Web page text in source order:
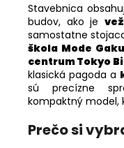
Stavebnica
budov, ako je
samostatne
škola Mode
centrum Tokyo
klasická pagoda a
sú precízne
kompaktný model,
Prečo si